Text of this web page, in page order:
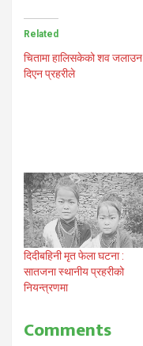
Related
चितामा हालिसकेको शव जलाउन
दिएन प्रहरीले
दिदीबहिनी मृत फेला घटना :
सातजना स्थानीय प्रहरीको
नियन्त्रणमा
Comments